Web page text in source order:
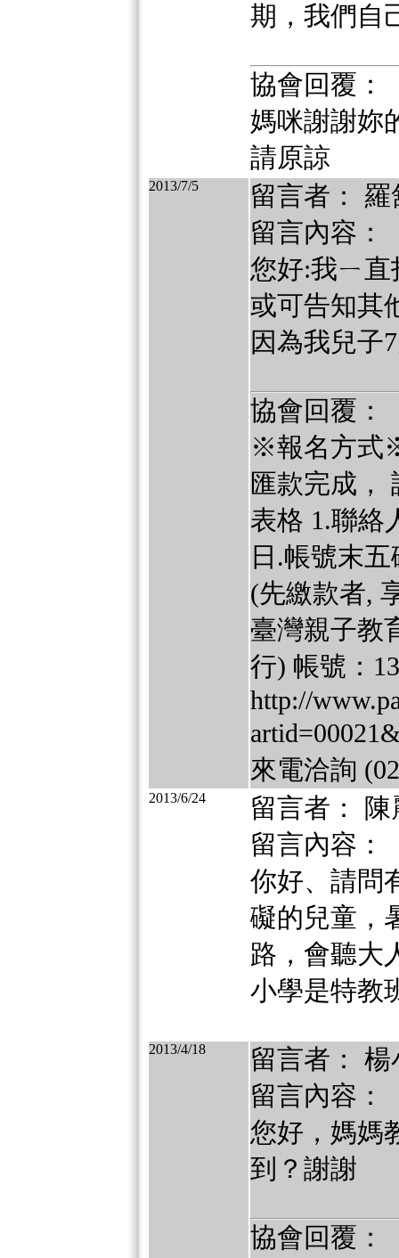
期，我們自
協會回覆：
媽咪謝謝妳
請原諒
2013/7/5
留言者： 羅
留言內容：
您好:我ㄧ直
或可告知其
因為我兒子
協會回覆：
※報名方式
匯款完成，
表格 1.聯絡
日.帳號末
(先繳款者,
臺灣親子教
行) 帳號：
http://
來電洽詢
2013/6/24
留言者： 陳
留言內容：
你好、請問
礙的兒童，
路，會聽大
小學是特教
2013/4/18
留言者： 楊
留言內容：
您好，媽媽
到？謝謝
協會回覆：